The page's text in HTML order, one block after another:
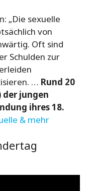
„Die sexuelle
von
Oft sind
Schulden zur
… Rund 20
der jungen
ihres 18.
& mehr